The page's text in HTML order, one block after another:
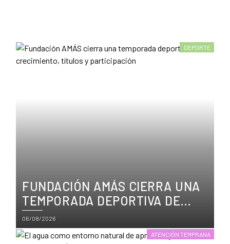
DEPORTE
FUNDACIÓN AMÁS CIERRA UNA
TEMPORADA DEPORTIVA DE
CRECIMIENTO, TÍTULOS Y
PARTICIPACIÓN
Posted
on
06/08/2026
ATENCIÓN TEMPRANA